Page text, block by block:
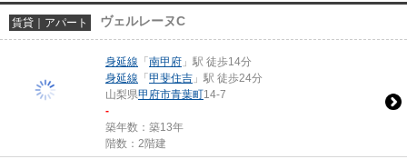
賃貸｜アパート ヴェルレーヌC
身延線 「 南甲府 」駅 徒歩14分
身延線 「 甲斐住吉 」駅 徒歩24分
山梨県甲府市青葉町14-7
-
築年数：築13年
階数：2階建